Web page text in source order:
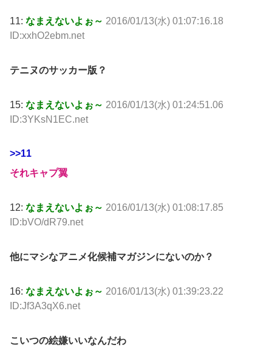
11: なまえないよぉ～ 2016/01/13(水) 01:07:16.18
ID:xxhO2ebm.net
テニヌのサッカー版？
15: なまえないよぉ～ 2016/01/13(水) 01:24:51.06
ID:3YKsN1EC.net
>>11
それキャプ翼
12: なまえないよぉ～ 2016/01/13(水) 01:08:17.85
ID:bVO/dR79.net
他にマシなアニメ化候補マガジンにないのか？
16: なまえないよぉ～ 2016/01/13(水) 01:39:23.22
ID:Jf3A3qX6.net
こいつの絵嫌いいなんだわ